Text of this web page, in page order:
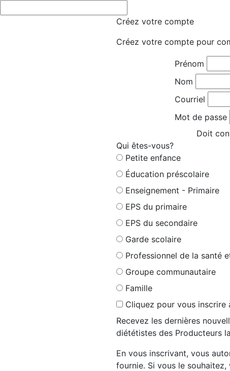
Créez votre compte
Créez votre compte pour
Prénom
Nom
Courriel
Mot de passe
Doit
Qui êtes-vous?
Petite enfance
Éducation préscolaire
Enseignement - Primaire
EPS du primaire
EPS du secondaire
Garde scolaire
Professionnel de la santé
Groupe communautaire
Famille
Cliquez pour vous
Recevez les dernières
diététistes des Producteurs
En vous inscrivant, vous
fournie. Si vous le